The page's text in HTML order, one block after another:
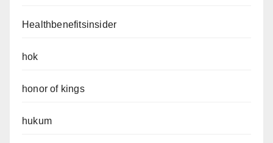
Healthbenefitsinsider
hok
honor of kings
hukum